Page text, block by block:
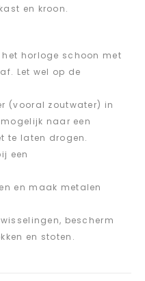
en kroon.
horloge schoon met
Let wel op de
(vooral zoutwater) in
naar een
te laten drogen.
een
en maak metalen
bescherm
en stoten.